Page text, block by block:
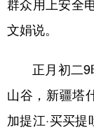
群众用上安全
文娟说。
正月初二9时
山谷，新疆塔
加提江·买买